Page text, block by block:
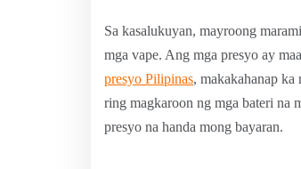
Sa kasalukuyan, mayroong
mga vape. Ang mga presyo ay
presyo Pilipinas, makakahanap ka
ring magkaroon ng mga bateri na
presyo na handa mong bayaran.